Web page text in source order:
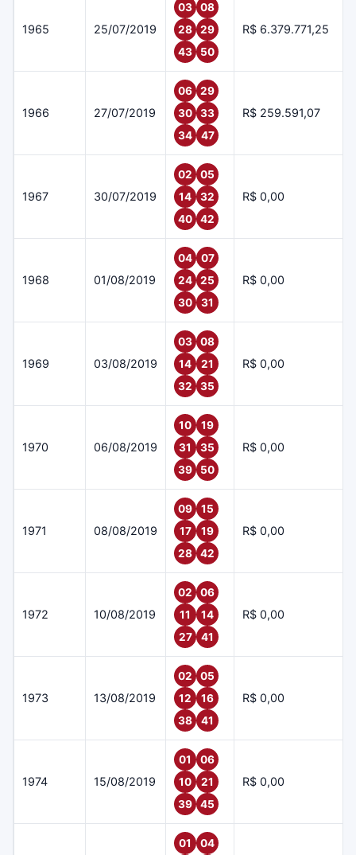
1965 25/07/2019
03
08
28
29
43
50
R$ 6.379.771,25
1966 27/07/2019
06
29
30
33
34
47
R$ 259.591,07
1967 30/07/2019
02
05
14
32
40
42
R$ 0,00
1968 01/08/2019
04
07
24
25
30
31
R$ 0,00
1969 03/08/2019
03
08
14
21
32
35
R$ 0,00
1970 06/08/2019
10
19
31
35
39
50
R$ 0,00
1971 08/08/2019
09
15
17
19
28
42
R$ 0,00
1972 10/08/2019
02
06
11
14
27
41
R$ 0,00
1973 13/08/2019
02
05
12
16
38
41
R$ 0,00
1974 15/08/2019
01
06
10
21
39
45
R$ 0,00
01 04